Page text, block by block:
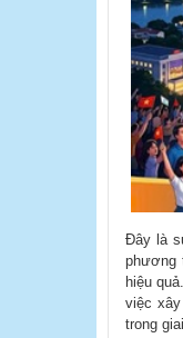
Đây là
phương
hiệu
việc
trong